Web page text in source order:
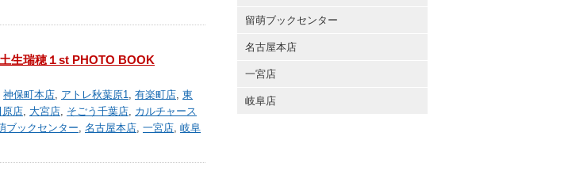
生瑞穂１st PHOTO BOOK
神保町本店, アトレ秋葉原1, 有楽町店, 東
原店, 大宮店, そごう千葉店, カルチャース
ブックセンター, 名古屋本店, 一宮店, 岐阜
留萌ブックセンター
名古屋本店
一宮店
岐阜店